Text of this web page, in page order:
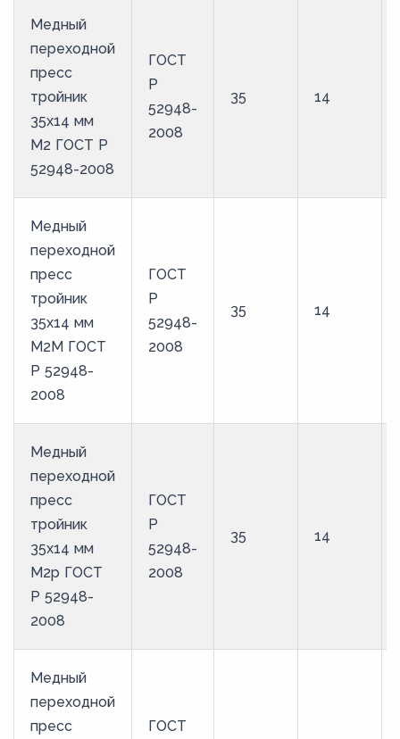
Медный
переходной
пресс
тройник
35х14 мм
М2 ГОСТ Р
52948-2008
ГОСТ
Р
52948-
2008
35 14
Медный
переходной
пресс
тройник
35х14 мм
М2М ГОСТ
Р 52948-
2008
ГОСТ
Р
52948-
2008
35 14
Медный
переходной
пресс
тройник
35х14 мм
М2р ГОСТ
Р 52948-
2008
ГОСТ
Р
52948-
2008
35 14
Медный
переходной
пресс
ГОСТ